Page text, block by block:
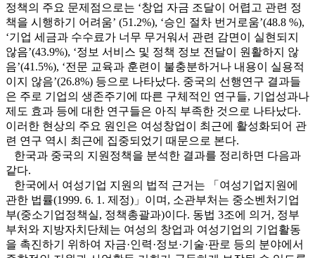
정책의 주요 문제점으로는 ‘창업 자금 조달이 어렵고 관련 정
책을 시행하기 어려움’ (51.2%), ‘승인 절차 번거로움’(48.8 %),
‘기업 세금과 수수료가 너무 무거워서 관련 감면이 실현되지
않음’(43.9%), ‘정보 서비스 및 정책 정보 전달이 원활하지 않
음’(41.5%), ‘전문 교육과 훈련이 불충분하거나 내용이 실용적
이지 않음’(26.8%) 등으로 나타났다. 중국의 선행연구 결과들
은 주로 기업의 생존주기에 따른 구체적인 연구들, 기업성과나
제도 효과 등에 대한 연구들은 아직 부족한 것으로 나타났다.
이러한 현상의 주요 원인은 여성창업이 최근에 활성화되어 관
련 연구 역시 최근에 집중되었기 때문으로 본다.
한국과 중국의 지원정책을 분석한 결과를 정리하면 다음과
같다.
한국에서 여성기업 지원의 법적 근거는 「여성기업지원에
관한 법률(1999. 6. 1. 제정)」이며, 소관부처는 중소벤처기업
부(중소기업정책실, 정책총괄과)이다. 동법 3조에 의거, 정부
부처와 지방자치단체는 여성의 창업과 여성기업의 기업활동
을 촉진하기 위하여 자금·인력·정보·기술·판로 등의 분야에서